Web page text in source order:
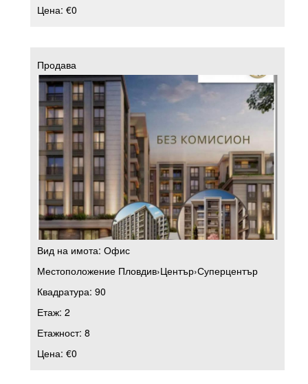
Цена: €0
Продава
Вид на имота: Офис
Местоположение Пловдив›Център›Суперцентър
Квадратура: 90
Етаж: 2
Етажност: 8
Цена: €0